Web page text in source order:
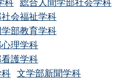
科 総合人間学部社会学科
会福祉学科
部教育学科
理学科
護学科
文学部新聞学科